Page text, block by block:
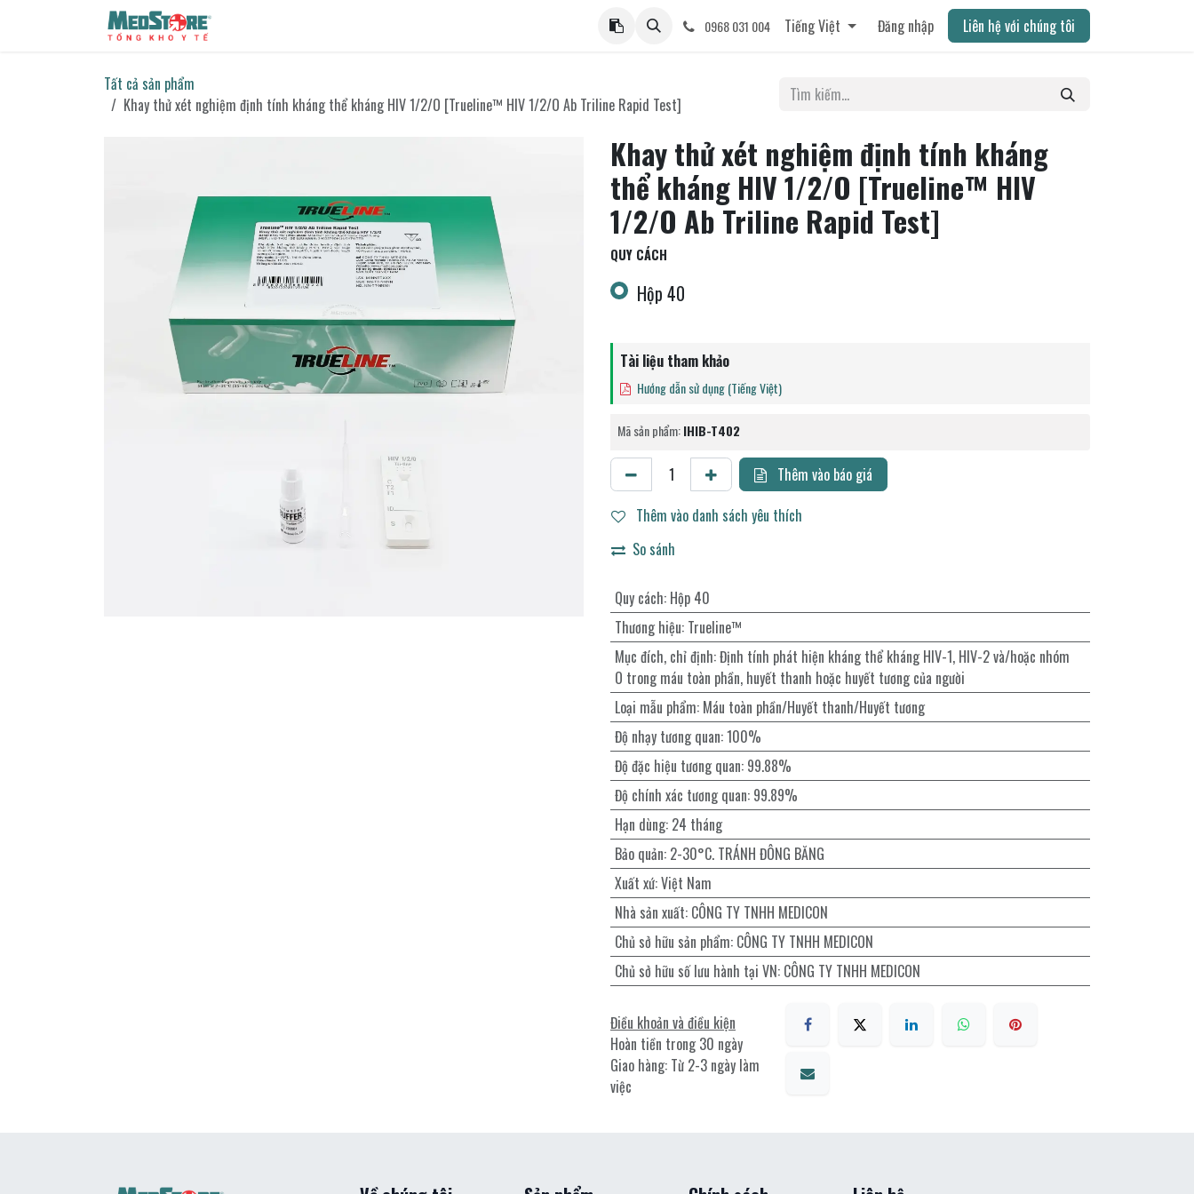
Bỏ qua để đến Nội dung
0968 031 004 Tiếng Việt Đăng nhập Liên hệ với chúng tôi
Tất cả sản phẩm
Khay thử xét nghiệm định tính kháng thể kháng HIV 1/2/O [Trueline™ HIV 1/2/O Ab Triline Rapid Test]
Khay thử xét nghiệm định tính kháng
thể kháng HIV 1/2/O [Trueline™ HIV
1/2/O Ab Triline Rapid Test]
QUY CÁCH
Hộp 40
Tài liệu tham khảo
Hướng dẫn sử dụng (Tiếng Việt)
Mã sản phẩm:IHIB-T402
Thêm vào báo giá
Thêm vào danh sách yêu thích
So sánh
Quy cách: Hộp 40
Thương hiệu: Trueline™
Mục đích, chỉ định:Định tính phát hiện kháng thể kháng HIV-1, HIV-2 và/hoặc nhóm
O trong máu toàn phần, huyết thanh hoặc huyết tương của người
Loại mẫu phẩm: Máu toàn phần/Huyết thanh/Huyết tương
Độ nhạy tương quan:100%
Độ đặc hiệu tương quan: 99.88%
Độ chính xác tương quan: 99.89%
Hạn dùng: 24 tháng
Bảo quản: 2-30°C. TRÁNH ĐÔNG BĂNG
Xuất xứ:Việt Nam
Nhà sản xuất: CÔNG TY TNHH MEDICON
Chủ sở hữu sản phẩm: CÔNG TY TNHH MEDICON
Chủ sở hữu số lưu hành tại VN: CÔNG TY TNHH MEDICON
Điều khoản và điều kiện
Hoàn tiền trong 30 ngày
Giao hàng: Từ 2-3 ngày làm
việc